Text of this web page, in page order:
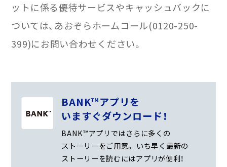
ットに係る優待サービスやキャッシュバックに
ついては、あおぞらホームコール(0120-250-
399)にお問い合わせください。
BANK™アプリを
いますぐダウンロード！
BANK™アプリではさらに多くの
ストーリーをご用意。 いち早く最新の
ストーリーを読むにはアプリが便利！